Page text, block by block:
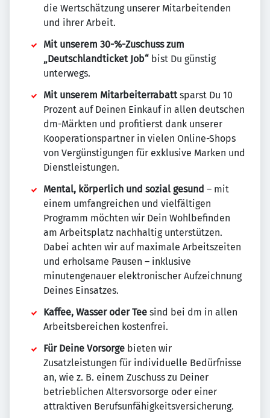
die Wertschätzung unserer Mitarbeitenden
und ihrer Arbeit.
Mit unserem 30-%-Zuschuss zum
„Deutschlandticket Job“ bist Du günstig
unterwegs.
Mit unserem Mitarbeiterrabattsparst Du 10
Prozent auf Deinen Einkauf in allen deutschen
dm-Märkten und profitierst dank unserer
Kooperationspartner in vielen Online-Shops
von Vergünstigungen für exklusive Marken und
Dienstleistungen.
Mental, körperlich und sozial gesund – mit
einem umfangreichen und vielfältigen
Programm möchten wir Dein Wohlbefinden
am Arbeitsplatz nachhaltig unterstützen.
Dabei achten wir auf maximale Arbeitszeiten
und erholsame Pausen – inklusive
minutengenauer elektronischer Aufzeichnung
Deines Einsatzes.
Kaffee, Wasser oder Tee sind bei dm in allen
Arbeitsbereichen kostenfrei.
Für Deine Vorsorge bieten wir
Zusatzleistungen für individuelle Bedürfnisse
an, wie z. B. einem Zuschuss zu Deiner
betrieblichen Altersvorsorge oder einer
attraktiven Berufsunfähigkeitsversicherung.